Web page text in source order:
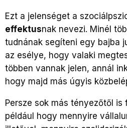
Ezt a jelenséget a
effektusnak nevezi. Minél
tudnának segíteni egy bajba
az esélye, hogy valaki
többen vannak jelen, annál
hogy majd más úgyis
Persze sok más tényezőtől
például hogy mennyire